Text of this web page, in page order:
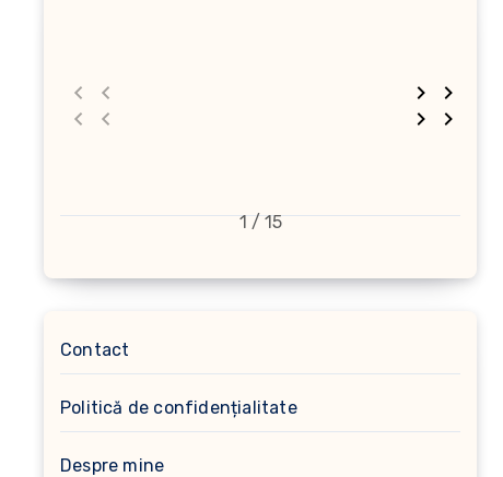
1 / 15
Contact
Politică de confidențialitate
Despre mine